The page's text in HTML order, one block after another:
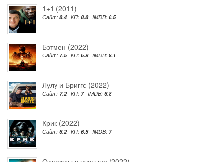
1+1 (2011)
Сайт: 8.4 КП: 8.8 IMDB: 8.5
Бэтмен (2022)
Сайт: 7.5 КП: 6.9 IMDB: 9.1
Лулу и Бриггс (2022)
Сайт: 7.2 КП: 7 IMDB: 6.8
Крик (2022)
Сайт: 6.2 КП: 6.5 IMDB: 7